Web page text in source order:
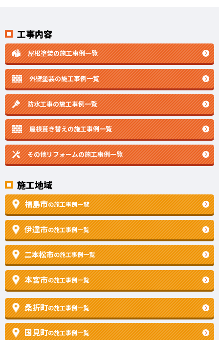
工事内容
屋根塗装の施工事例一覧
外壁塗装の施工事例一覧
防水工事の施工事例一覧
屋根葺き替えの施工事例一覧
その他リフォームの施工事例一覧
施工地域
福島市の施工事例一覧
伊達市の施工事例一覧
二本松市の施工事例一覧
本宮市の施工事例一覧
桑折町の施工事例一覧
国見町の施工事例一覧